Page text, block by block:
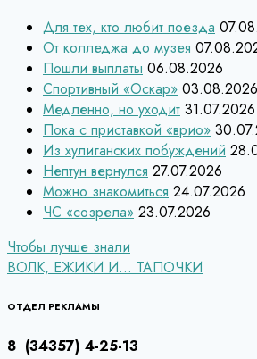
Для тех, кто любит поезда
От колледжа до музея
Пошли выплаты 06.08.2026
Спортивный «Оскар» 03.08.2026
Медленно, но уходит 31.07.2026
Пока с приставкой «врио»
Из хулиганских побуждений
Нептун вернулся 27.07.2026
Можно знакомиться 24.07.2026
ЧС «созрела» 23.07.2026
Навигация
по
записям
Чтобы лучше знали
ВОЛК, ЕЖИКИ И… ТАПОЧКИ
ОТДЕЛ РЕКЛАМЫ
8 (34357) 4-25-13